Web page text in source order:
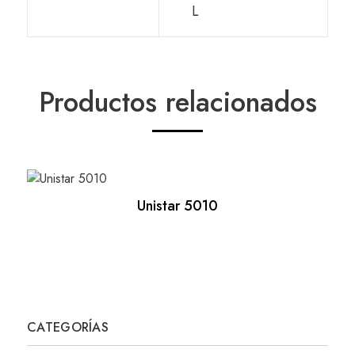
L
Productos relacionados
Unistar 5010
CATEGORÍAS